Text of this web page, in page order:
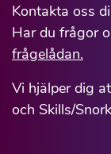
Kontakta oss
Har du frågor
frågelådan.
Vi hjälper dig
och Skills/